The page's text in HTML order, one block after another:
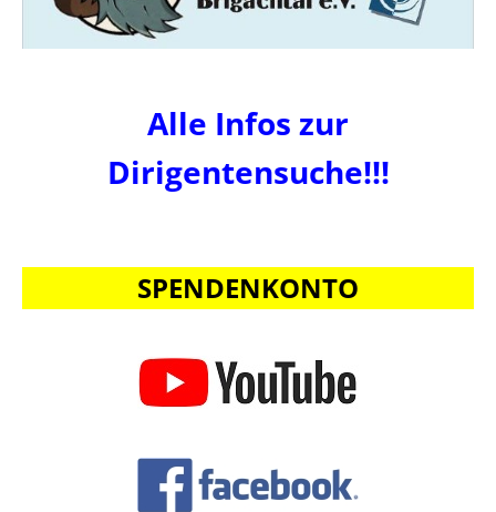
Alle Infos zur
Dirigentensuche!!!
SPENDENKONTO